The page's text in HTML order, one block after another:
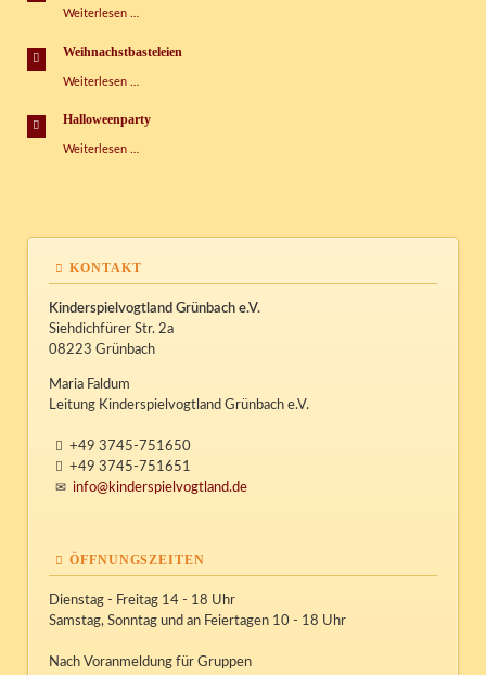
Weiterlesen …
Sprachen
Weihnachstbasteleien
Weiterlesen …
Halloweenparty
Weiterlesen …
KONTAKT
Kinderspielvogtland Grünbach e.V.
Siehdichfürer Str. 2a
08223 Grünbach
Maria Faldum
Leitung Kinderspielvogtland Grünbach e.V.
+49 3745-751650
+49 3745-751651
info@kinderspielvogtland.de
ÖFFNUNGSZEITEN
Dienstag - Freitag 14 - 18 Uhr
Samstag, Sonntag und an Feiertagen 10 - 18 Uhr
Nach Voranmeldung für Gruppen